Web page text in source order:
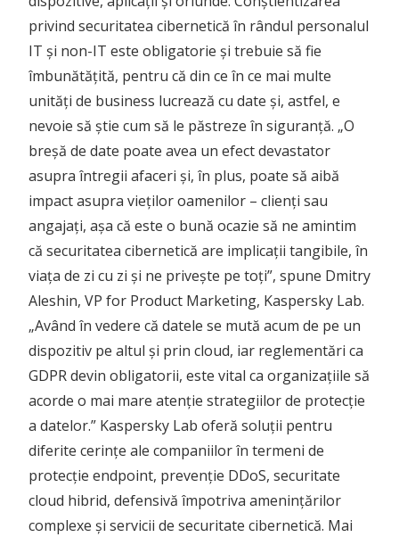
privind securitatea cibernetică în rândul personalul
IT și non-IT este obligatorie și trebuie să fie
îmbunătățită, pentru că din ce în ce mai multe
unități de business lucrează cu date și, astfel, e
nevoie să știe cum să le păstreze în siguranță. „O
breșă de date poate avea un efect devastator
asupra întregii afaceri și, în plus, poate să aibă
impact asupra vieților oamenilor – clienți sau
angajați, așa că este o bună ocazie să ne amintim
că securitatea cibernetică are implicații tangibile, în
viața de zi cu zi și ne privește pe toți”, spune Dmitry
Aleshin, VP for Product Marketing, Kaspersky Lab.
„Având în vedere că datele se mută acum de pe un
dispozitiv pe altul și prin cloud, iar reglementări ca
GDPR devin obligatorii, este vital ca organizațiile să
acorde o mai mare atenție strategiilor de protecție
a datelor.” Kaspersky Lab oferă soluții pentru
diferite cerințe ale companiilor în termeni de
protecție endpoint, prevenție DDoS, securitate
cloud hibrid, defensivă împotriva amenințărilor
complexe și servicii de securitate cibernetică. Mai